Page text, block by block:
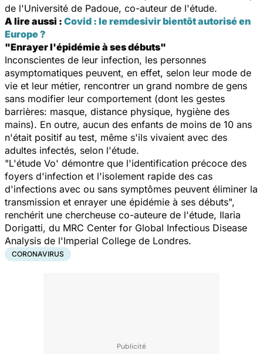
de l'Université de Padoue, co-auteur de l'étude.
A lire aussi : Covid : le remdesivir bientôt autorisé en
Europe ?
"Enrayer l'épidémie à ses débuts"
Inconscientes de leur infection, les personnes
asymptomatiques peuvent, en effet, selon leur mode de
vie et leur métier, rencontrer un grand nombre de gens
sans modifier leur comportement (dont les gestes
barrières: masque, distance physique, hygiène des
mains). En outre, aucun des enfants de moins de 10 ans
n'était positif au test, même s'ils vivaient avec des
adultes infectés, selon l'étude.
"L'étude Vo' démontre que l'identification précoce des
foyers d'infection et l'isolement rapide des cas
d'infections avec ou sans symptômes peuvent éliminer la
transmission et enrayer une épidémie à ses débuts",
renchérit une chercheuse co-auteure de l'étude, Ilaria
Dorigatti, du MRC Center for Global Infectious Disease
Analysis de l'Imperial College de Londres.
CORONAVIRUS